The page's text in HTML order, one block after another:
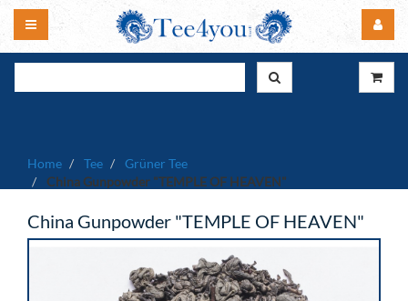
Home Tee
Grüner Tee
China Gunpowder "TEMPLE OF HEAVEN"
China Gunpowder "TEMPLE OF HEAVEN"